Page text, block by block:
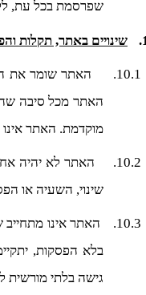
שפרסמת בכל עת,
שינויים באתר, תקלות
10.1.
האתר שומר את
האתר מכל סיבה
מוקדמת. האתר אינו
10.2.
האתר לא יהיה
שינוי, השעיה או
10.3.
האתר אינו מתחייב
בלא הפסקות,
גישה בלתי מורשית